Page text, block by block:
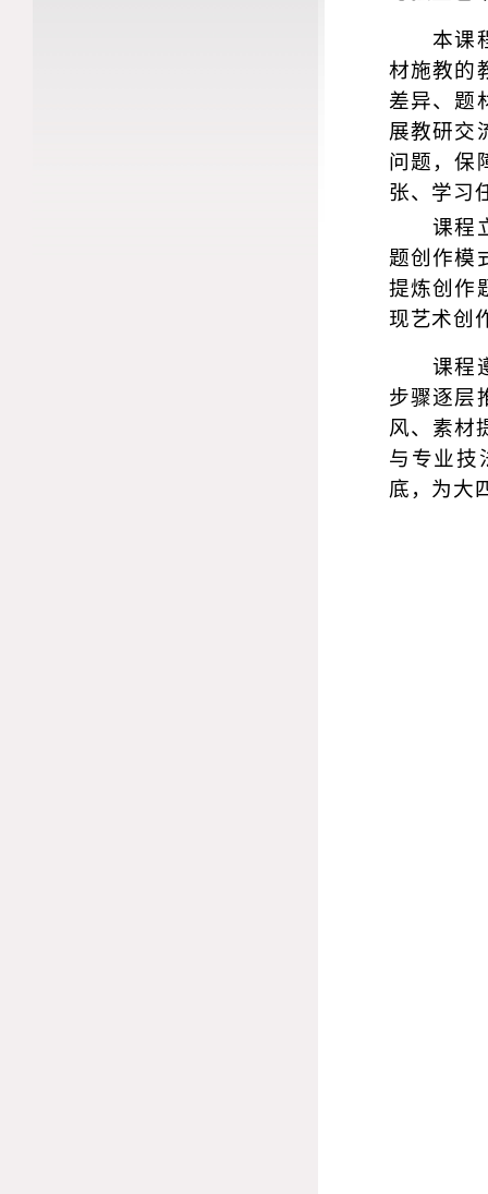
本课
材施教的
差异、题
展教研交
问题，保
张、学习
课程
题创作模
提炼创作
现艺术创
课程
步骤逐层
风、素材
与专业技
底，为大